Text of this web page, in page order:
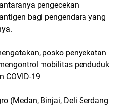
pengecekan
bagi pengendara yang
posko penyekatan
mobilitas penduduk
COVID-19.
(Medan, Binjai, Deli Serdang